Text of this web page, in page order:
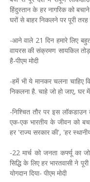
हिंदुस्तान के हर नागरिक को
घरों से बाहर निकलने पर पूरी तरह
-आने वाले 21 दिन हमारे लिए
वायरस की संक्रमण सायकिल
है-पीएम मोदी
-हमें भी ये मानकर चलना चाहिए
निकलना है. चाहे जो हो जाए, घर में
-निश्चित तौर पर इस
एक-एक भारतीय के जीवन को
हर 'राज्य सरकार की', 'हर
-22 मार्च को जनता कर्फ्यू का
सिद्धि के लिए हर भारतवासी ने
योगदान दिया- पीएम मोदी